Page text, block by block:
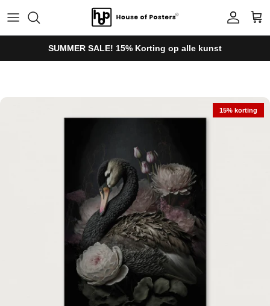
Account
SUMMER SALE! 15% Korting op alle kunst
15% korting